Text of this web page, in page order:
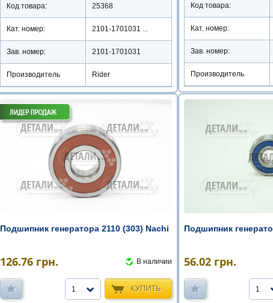
Код товара: 25368
Кат. номер: 2101-1701031 ...
Зав. номер: 2101-1701031
Производитель Rider
Код товара:
Кат. номер:
Зав. номер:
Производитель
Подшипник генератора 2110 (303) Nachi
126.76 грн. В наличии
КУПИТЬ
1
Подшипник
56.02 грн.
1